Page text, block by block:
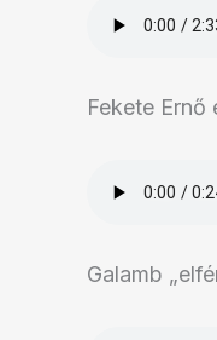
Fekete Ernő
Galamb